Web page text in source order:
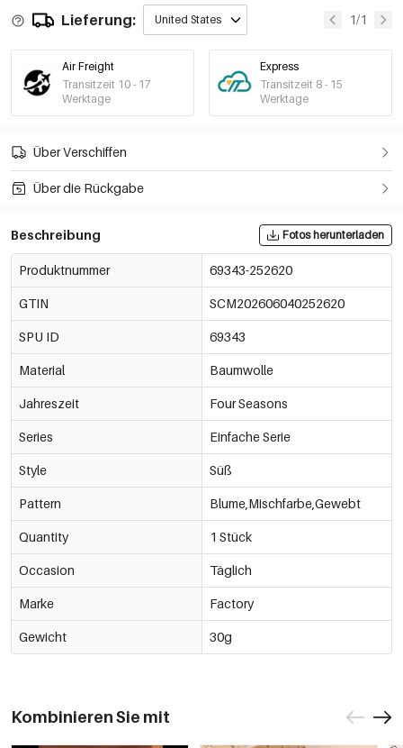
Lieferung: United States 1/1
Air Freight
Transitzeit 10 - 17
Werktage
Express
Transitzeit 8 - 15
Werktage
Über Verschiffen
Über die Rückgabe
Beschreibung Fotos herunterladen
Produktnummer 69343-252620
GTIN SCM202606040252620
SPU ID 69343
Material Baumwolle
Jahreszeit Four Seasons
Series Einfache Serie
Style Süß
Pattern Blume,Mischfarbe,Gewebt
Quantity 1 Stück
Occasion Täglich
Marke Factory
Gewicht 30g
Kombinieren Sie mit